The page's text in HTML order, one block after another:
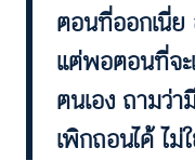
ตอนที่ออกเนี่ย
แต่พอตอนที่จ
ตนเอง ถามว่
เพิกถอนได้ ไม่